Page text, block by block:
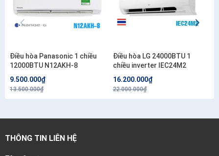
Điều hòa Panasonic 1 chiều
12000BTU N12AKH-8
9.500.000₫
13.500.000₫
Điều hòa LG 24000BTU 1
chiều inverter IEC24M2
16.200.000₫
22.000.000₫
THÔNG TIN LIÊN HỆ